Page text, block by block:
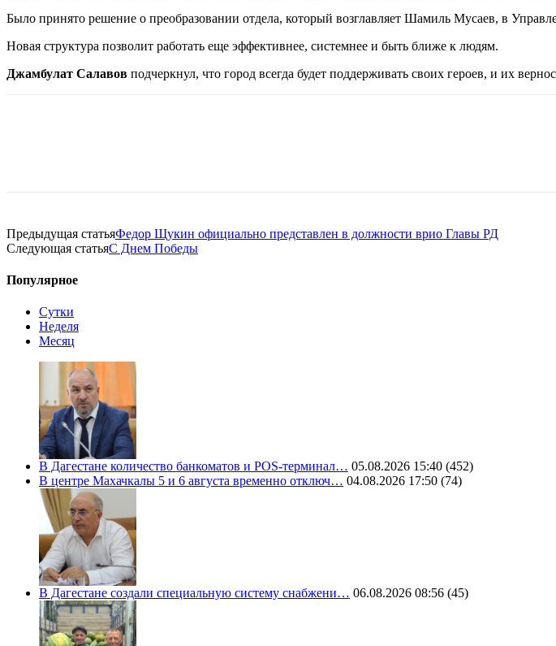
Было принято решение о преобразовании отдела, который возглавляет Шамиль Мусаев, в
Новая структура позволит работать еще эффективнее, системнее и быть ближе к людям.
Джамбулат Салавов подчеркнул, что город всегда будет поддерживать своих героев, и их
Предыдущая статьяФедор Щукин официально представлен в должности врио Главы РД
Следующая статьяС Днем Победы
Популярное
Сутки
Неделя
Месяц
В Дагестане количество банкоматов и POS-терминал… 05.08.2026 15:40 (452)
В центре Махачкалы 5 и 6 августа временно отключ… 04.08.2026 17:50 (74)
В Дагестане создали специальную систему снабжени… 06.08.2026 08:56 (45)